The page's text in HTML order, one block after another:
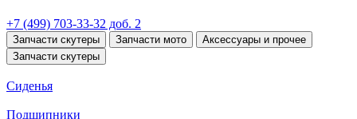
+7 (499) 703-33-32 доб. 2
Запчасти скутеры Запчасти мото
Аксессуары и прочее
Запчасти скутеры
Сиденья
Подшипники